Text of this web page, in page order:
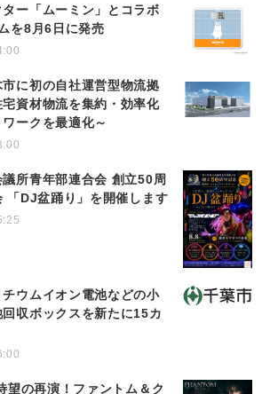
ター「ムーミン」とコラボ
を8月6日に発売
に初の自社運営型物流拠
宅資材物流を集約・効率化
ークを最適化～
所青年部連合会 創立50周
「DJ盆踊り」を開催します
ウムイオン電池などの小
収ボックスを新たに15カ
望の再演！ファントム＆ク